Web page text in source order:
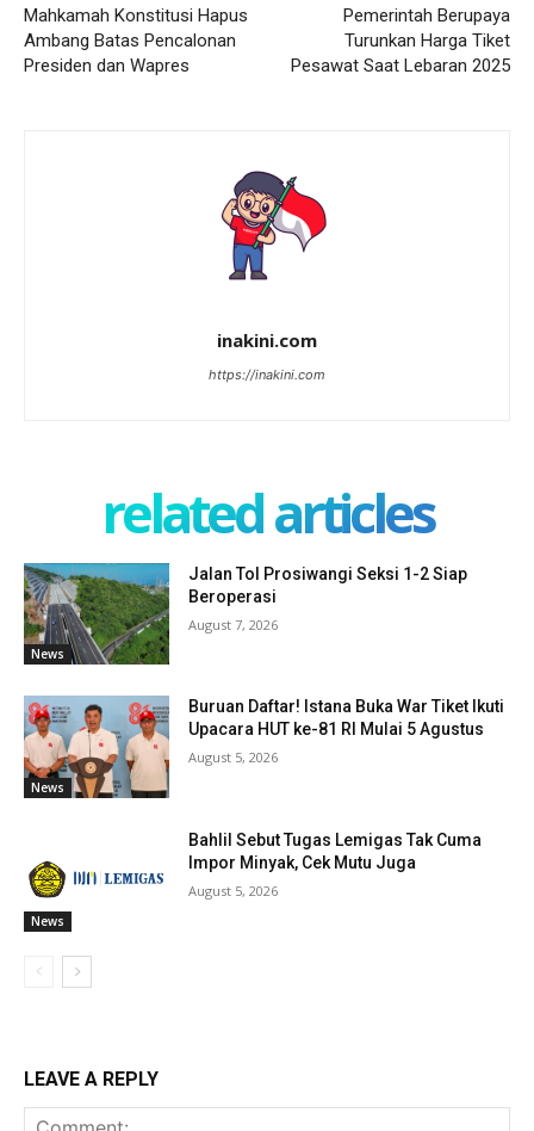
Mahkamah Konstitusi Hapus
Ambang Batas Pencalonan
Presiden dan Wapres
Pemerintah Berupaya
Turunkan Harga Tiket
Pesawat Saat Lebaran 2025
inakini.com
https://inakini.com
related articles
News
Jalan Tol Prosiwangi Seksi 1-2 Siap
Beroperasi
August 7, 2026
News
Buruan Daftar! Istana Buka War Tiket Ikuti
Upacara HUT ke-81 RI Mulai 5 Agustus
August 5, 2026
News
Bahlil Sebut Tugas Lemigas Tak Cuma
Impor Minyak, Cek Mutu Juga
August 5, 2026
LEAVE A REPLY